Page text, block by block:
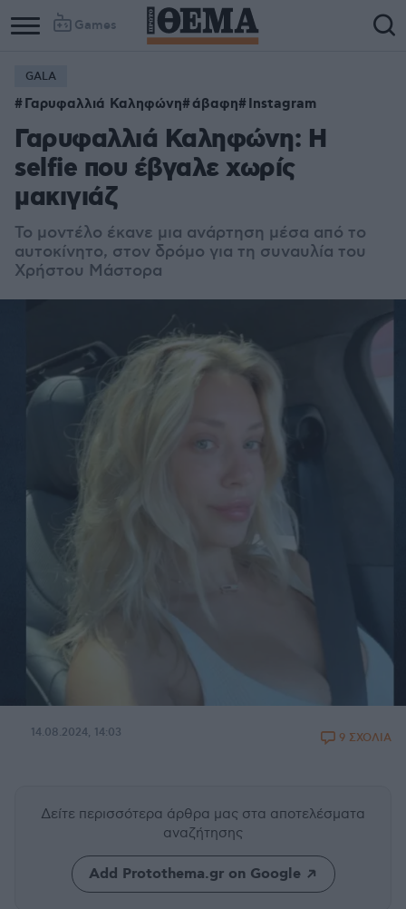
Games
GALA
Γαρυφαλλιά Καληφώνη άβαφη Instagram
Γαρυφαλλιά Καληφώνη: Η
selfie που έβγαλε χωρίς
μακιγιάζ
Το μοντέλο έκανε μια ανάρτηση μέσα από το
αυτοκίνητο, στον δρόμο για τη συναυλία του
Χρήστου Μάστορα
14.08.2024, 14:03 9 ΣΧΟΛΙΑ
Δείτε περισσότερα άρθρα μας στα αποτελέσματα
αναζήτησης
Add Protothema.gr on Google